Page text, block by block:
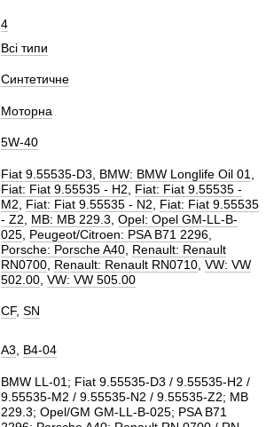
4
Всі типи
Синтетичне
Моторна
5W-40
Fiat 9.55535-D3 BMW: BMW Longlife Oil 01
Fiat: Fiat 9.55535 - H2
Fiat: Fiat 9.55535 -
M2
Fiat: Fiat 9.55535 - N2
Fiat: Fiat 9.55535
- Z2
MB: MB 229.3 Opel: Opel GM-LL-B-
025 Peugeot/Citroen: PSA B71 2296
Porsche: Porsche A40 Renault: Renault
RN0700 Renault: Renault RN0710 VW: VW
502.00 VW: VW 505.00
CF, SN
A3 B4-04
BMW LL-01; Fiat 9.55535-D3 / 9.55535-H2 /
9.55535-M2 / 9.55535-N2 / 9.55535-Z2; MB
229.3; Opel/GM GM-LL-B-025; PSA B71